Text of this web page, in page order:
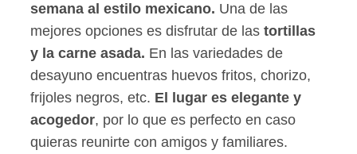
semana al estilo mexicano. Una de las
mejores opciones es disfrutar de lastortillas
y la carne asada. En las variedades de
desayuno encuentras huevos fritos, chorizo,
frijoles negros, etc. El lugar es elegante y
acogedor, por lo que es perfecto en caso
quieras reunirte con amigos y familiares.